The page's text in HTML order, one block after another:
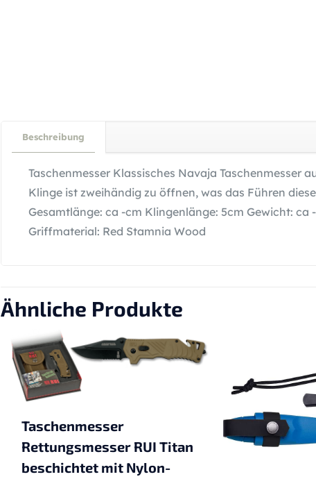
Beschreibung
Taschenmesser Klassisches Navaja Taschenmesser
Klinge ist zweihändig zu öffnen, was das Führen
Gesamtlänge: ca -cm Klingenlänge: 5cm Gewicht:
Griffmaterial: Red Stamnia Wood
Ähnliche Produkte
Taschenmesser
Rettungsmesser RUI Titan
beschichtet mit Nylon-